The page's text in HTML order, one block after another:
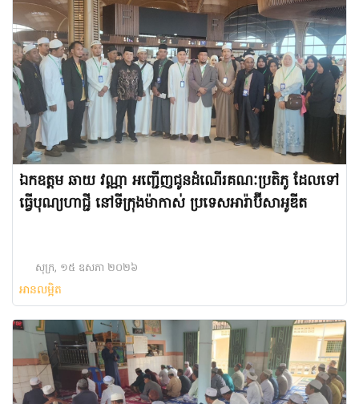
ឯកឧត្តម ឆាយ វណ្ណា អញ្ជើញជូនដំណើរគណៈប្រតិភូ ដែលទៅ
ធ្វើបុណ្យហាជ្ជី នៅទីក្រុងម៉ាកាស់ ប្រទេសអារ៉ាប៊ីសាអូឌីត
សុក្រ, ១៥ ឧសភា ២០២៦
អានលម្អិត